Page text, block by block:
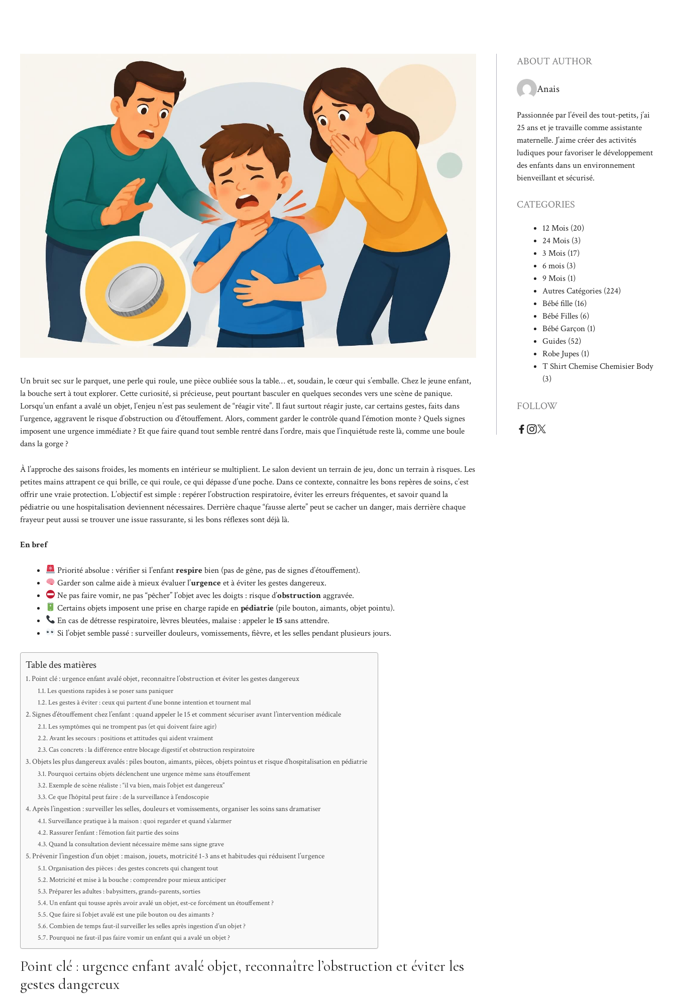
Un bruit sec sur le parquet, une perle qui roule, une pièce oubliée sous la table… et, soudain, le cœur qui s’emballe. Chez le jeune enfant,
la bouche sert à tout explorer. Cette curiosité, si précieuse, peut pourtant basculer en quelques secondes vers une scène de panique.
Lorsqu’un enfant a avalé un objet, l’enjeu n’est pas seulement de “réagir vite”. Il faut surtout réagir juste, car certains gestes, faits dans
l’urgence, aggravent le risque d’obstruction ou d’étouffement. Alors, comment garder le contrôle quand l’émotion monte ? Quels signes
imposent une urgence immédiate ? Et que faire quand tout semble rentré dans l’ordre, mais que l’inquiétude reste là, comme une boule
dans la gorge ?
À l’approche des saisons froides, les moments en intérieur se multiplient. Le salon devient un terrain de jeu, donc un terrain à risques. Les
petites mains attrapent ce qui brille, ce qui roule, ce qui dépasse d’une poche. Dans ce contexte, connaître les bons repères de soins, c’est
offrir une vraie protection. L’objectif est simple : repérer l’obstruction respiratoire, éviter les erreurs fréquentes, et savoir quand la
pédiatrie ou une hospitalisation deviennent nécessaires. Derrière chaque “fausse alerte” peut se cacher un danger, mais derrière chaque
frayeur peut aussi se trouver une issue rassurante, si les bons réflexes sont déjà là.
En bref
Priorité absolue : vérifier si l’enfantrespirebien (pas de gêne, pas de signes d’étouffement).
Garder son calme aide à mieux évaluer l’urgenceet à éviter les gestes dangereux.
Ne pas faire vomir, ne pas “pêcher” l’objet avec les doigts : risque d’obstructionaggravée.
Certains objets imposent une prise en charge rapide enpédiatrie (pile bouton, aimants, objet pointu).
En cas de détresse respiratoire, lèvres bleutées, malaise : appeler le15sans attendre.
Si l’objet semble passé : surveiller douleurs, vomissements, fièvre, et les selles pendant plusieurs jours.
Table des matières
Point clé : urgence enfant avalé objet, reconnaître l’obstruction et éviter les gestes dangereux
Les questions rapides à se poser sans paniquer
Les gestes à éviter : ceux qui partent d’une bonne intention et tournent mal
Signes d’étouffement chez l’enfant : quand appeler le 15 et comment sécuriser avant l’intervention médicale
Les symptômes qui ne trompent pas (et qui doivent faire agir)
Avant les secours : positions et attitudes qui aident vraiment
Cas concrets : la différence entre blocage digestif et obstruction respiratoire
Objets les plus dangereux avalés : piles bouton, aimants, pièces, objets pointus et risque d’hospitalisation en pédiatrie
Pourquoi certains objets déclenchent une urgence même sans étouffement
Exemple de scène réaliste : “il va bien, mais l’objet est dangereux”
Ce que l’hôpital peut faire : de la surveillance à l’endoscopie
Après l’ingestion : surveiller les selles, douleurs et vomissements, organiser les soins sans dramatiser
Surveillance pratique à la maison : quoi regarder et quand s’alarmer
Rassurer l’enfant : l’émotion fait partie des soins
Quand la consultation devient nécessaire même sans signe grave
Prévenir l’ingestion d’un objet : maison, jouets, motricité 1-3 ans et habitudes qui réduisent l’urgence
Organisation des pièces : des gestes concrets qui changent tout
Motricité et mise à la bouche : comprendre pour mieux anticiper
Préparer les adultes : babysitters, grands-parents, sorties
Un enfant qui tousse après avoir avalé un objet, est-ce forcément un étouffement ?
Que faire si l’objet avalé est une pile bouton ou des aimants ?
Combien de temps faut-il surveiller les selles après ingestion d’un objet ?
Pourquoi ne faut-il pas faire vomir un enfant qui a avalé un objet ?
Point clé : urgence enfant avalé objet, reconnaître l’obstruction et éviter les
gestes dangereux
ABOUT AUTHOR
Anais
Passionnée par l’éveil des tout-petits, j’ai
25 ans et je travaille comme assistante
maternelle. J’aime créer des activités
ludiques pour favoriser le développement
des enfants dans un environnement
bienveillant et sécurisé.
CATEGORIES
12 Mois (20)
24 Mois (3)
3 Mois (17)
6 mois (3)
9 Mois (1)
Autres Catégories (224)
Bébé fille (16)
Bébé Filles (6)
Bébé Garçon (1)
Guides (52)
Robe Jupes (1)
T Shirt Chemise Chemisier Body
(3)
FOLLOW